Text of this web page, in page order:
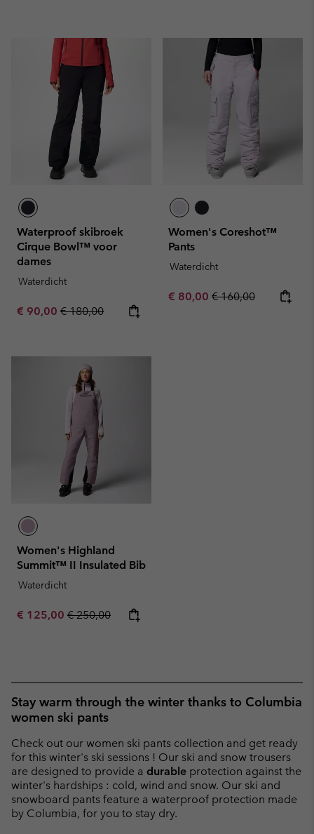
Waterproof skibroek
Cirque Bowl™ voor
dames
Waterdicht
Sale price:
€ 90,00 Regular price:
€ 180,00
Women's Coreshot™
Pants
Waterdicht
Sale price:
€ 80,00 Regular price:
€ 160,00
Women's Highland
Summit™ II Insulated Bib
Waterdicht
Sale price:
€ 125,00 Regular price:
€ 250,00
Stay warm through the winter thanks to Columbia
women ski pants
Check out our women ski pants collection and get ready
for this winter's ski sessions ! Our ski and snow trousers
are designed to provide a durable protection against the
winter's hardships : cold, wind and snow. Our ski and
snowboard pants feature a waterproof protection made
by Columbia, for you to stay dry.